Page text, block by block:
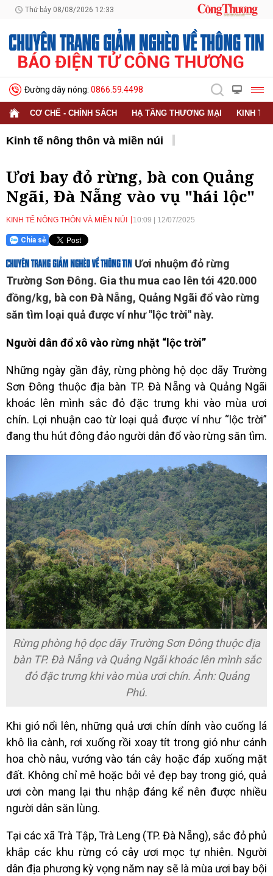
Thứ bảy 08/08/2026 12:33
Đường dây nóng: 0866.59.4498
CƠ CHẾ - CHÍNH SÁCH HẠ TẦNG THƯƠNG MẠI KINH TẾ
Kinh tế nông thôn và miền núi
Ươi bay đỏ rừng, bà con Quảng
Ngãi, Đà Nẵng vào vụ "hái lộc"
KINH TẾ NÔNG THÔN VÀ MIỀN NÚI 10:09 12/07/2025
Chia sẻ
Ươi nhuộm đỏ rừng
Trường Sơn Đông. Gia thu mua cao lên tới 420.000
đồng/kg, bà con Đà Nẵng, Quảng Ngãi đổ vào rừng
săn tìm loại quả được ví như "lộc trời" này.
Người dân đổ xô vào rừng nhặt “lộc trời”
Những ngày gần đây, rừng phòng hộ dọc dãy Trường
Sơn Đông thuộc địa bàn TP. Đà Nẵng và Quảng Ngãi
khoác lên mình sắc đỏ đặc trưng khi vào mùa ươi
chín. Lợi nhuận cao từ loại quả được ví như “lộc trời”
đang thu hút đông đảo người dân đổ vào rừng săn tìm.
Rừng phòng hộ dọc dãy Trường Sơn Đông thuộc địa
bàn TP. Đà Nẵng và Quảng Ngãi khoác lên mình sắc
đỏ đặc trưng khi vào mùa ươi chín. Ảnh: Quảng
Phú.
Khi gió nổi lên, những quả ươi chín dính vào cuống lá
khô lìa cành, rơi xuống rồi xoay tít trong gió như cánh
hoa chò nâu, vướng vào tán cây hoặc đáp xuống mặt
đất. Không chỉ mê hoặc bởi vẻ đẹp bay trong gió, quả
ươi còn mang lại thu nhập đáng kể nên được nhiều
người dân săn lùng.
Tại các xã Trà Tập, Trà Leng (TP. Đà Nẵng), sắc đỏ phủ
khắp các khu rừng có cây ươi mọc tự nhiên. Người
dân địa phương kỳ vọng năm nay sẽ là mùa ươi bay bội